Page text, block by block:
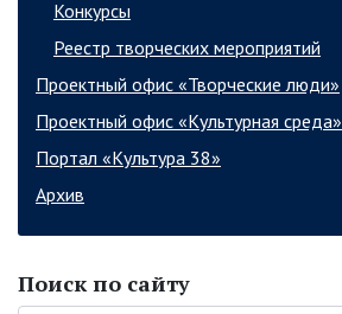
Конкурсы
Реестр творческих мероприятий
Проектный офис «Творческие люди»
Проектный офис «Культурная среда»
Портал «Культура 38»
Архив
Поиск по сайту